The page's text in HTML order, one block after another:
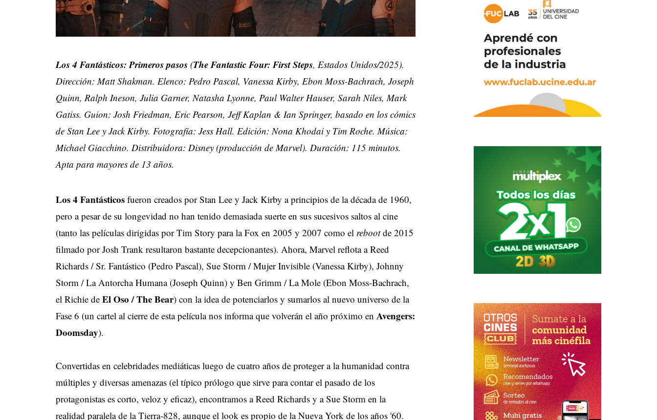
Los 4 Fantásticos: Primeros pasos (The Fantastic Four: First Steps, Estados Unidos/2025).
Dirección: Matt Shakman. Elenco: Pedro Pascal, Vanessa Kirby, Ebon Moss-Bachrach, Joseph
Quinn, Ralph Ineson, Julia Garner, Natasha Lyonne, Paul Walter Hauser, Sarah Niles, Mark
Gatiss. Guion: Josh Friedman, Eric Pearson, Jeff Kaplan & Ian Springer, basado en los cómics
de Stan Lee y Jack Kirby. Fotografía: Jess Hall. Edición: Nona Khodai y Tim Roche. Música:
Michael Giacchino. Distribuidora: Disney (producción de Marvel). Duración: 115 minutos.
Apta para mayores de 13 años.
Los 4 Fantásticos fueron creados por Stan Lee y Jack Kirby a principios de la década de 1960,
pero a pesar de su longevidad no han tenido demasiada suerte en sus sucesivos saltos al cine
(tanto las películas dirigidas por Tim Story para la Fox en 2005 y 2007 como el rebootde 2015
filmado por Josh Trank resultaron bastante decepcionantes). Ahora, Marvel reflota a Reed
Richards / Sr. Fantástico (Pedro Pascal), Sue Storm / Mujer Invisible (Vanessa Kirby), Johnny
Storm / La Antorcha Humana (Joseph Quinn) y Ben Grimm / La Mole (Ebon Moss-Bachrach,
el Richie de El Oso / The Bear) con la idea de potenciarlos y sumarlos al nuevo universo de la
Fase 6 (un cartel al cierre de esta película nos informa que volverán el año próximo en Avengers:
Doomsday).
Convertidas en celebridades mediáticas luego de cuatro años de proteger a la humanidad contra
múltiples y diversas amenazas (el típico prólogo que sirve para contar el pasado de los
protagonistas es corto, veloz y eficaz), encontramos a Reed Richards y a Sue Storm en la
realidad paralela de la Tierra-828, aunque el look es propio de la Nueva York de los años '60.